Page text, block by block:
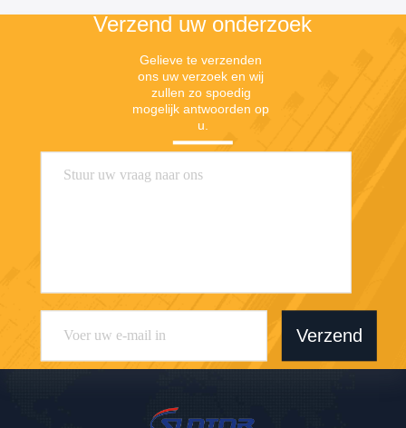
Verzend uw onderzoek
Gelieve te verzenden
ons uw verzoek en wij
zullen zo spoedig
mogelijk antwoorden op
u.
Verzend